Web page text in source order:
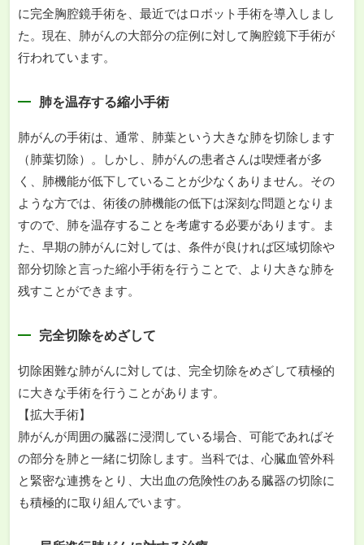
に完全胸腔鏡手術を、最近ではロボット手術を導入しまし
た。現在、肺がんの大部分の症例に対して胸腔鏡下手術が
行われています。
肺を温存する縮小手術
肺がんの手術は、通常、肺葉という大きな肺を切除します
（肺葉切除）。しかし、肺がんの患者さんは喫煙者が多
く、肺機能が低下していることが少なくありません。その
ような方では、術後の肺機能の低下は深刻な問題となりま
すので、肺を温存することを考慮する必要があります。ま
た、早期の肺がんに対しては、条件が良ければ区域切除や
部分切除と言った縮小手術を行うことで、より大きな肺を
残すことができます。
完全切除をめざして
切除困難な肺がんに対しては、完全切除をめざして積極的
に大きな手術を行うことがあります。
【拡大手術】
肺がんが周囲の臓器に浸潤している場合、可能であればそ
の部分を肺と一緒に切除します。当科では、心臓血管外科
と緊密な連携をとり、大出血の危険性のある臓器の切除に
も積極的に取り組んでいます。